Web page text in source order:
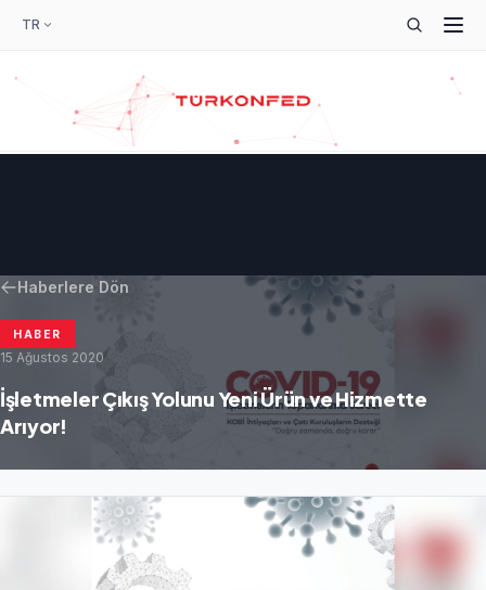
TR
Haberlere Dön
HABER
15 Ağustos 2020
İşletmeler Çıkış Yolunu Yeni Ürün ve Hizmette
Arıyor!